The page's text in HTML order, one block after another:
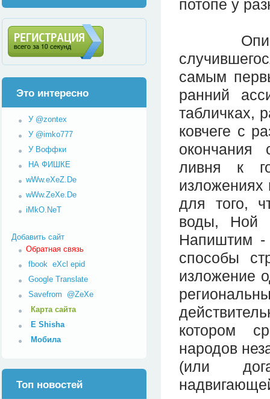
потопе у
самым
ранний
табличках,
ковчеге с
окончания
ливня к
изложениях
для того,
воды, Ной
Напиштим -
способы
изложение
котором
народов
(или
Регистрация (всего за 10
Это интересно
У @zontex
У @imko777
У Воффки
НА ФИШКЕ
wWw.eXeZ.De
wWw.ZeXe.De
iMkO.NeT
Добавить сайт
Обратная связь
fbook eXcl epid
Google Translate
Savefrom @ZeXe
Карта сайта
E Shisha
Мобила
Топ новостей